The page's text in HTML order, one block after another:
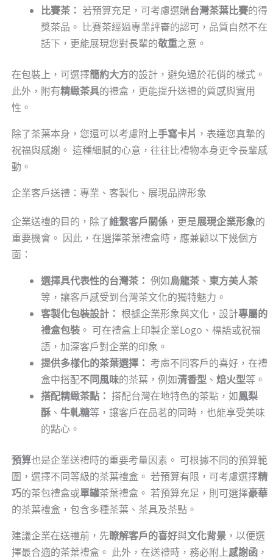
比賽茶： 若預算充足，可考慮選購台灣茶葉比賽的得
獎茶品。 比賽茶經過專業評審的認可，品質自然不在
話下，更能展現您對長輩的敬重之意。
在包裝上，可選擇簡約大方的設計，避免過於花俏的樣式。
此外，附有精緻茶具的禮盒，更能提升送禮的質感與實用
性。
除了茶葉本身，您還可以考慮附上手寫卡片 ，表達您真摯的
祝福與感謝。 這種細膩的心意，往往比禮物本身更令長輩感
動。
企業客戶送禮：專業、客製化、展現品牌形象
企業送禮的目的，除了維繫客戶關係，更是展現企業形象的
重要機會。 因此，在選擇茶葉禮盒時，應兼顧以下幾個方
面：
選擇具代表性的台灣茶： 例如烏龍茶、 東方美人茶
等，讓客戶感受到台灣茶文化的獨特魅力。
客製化包裝設計： 根據企業形象與文化，設計專屬的
禮盒包裝。 可在禮盒上印製企業Logo、標語或祝福
語，加深客戶對企業的印象。
提供多樣化的茶葉選擇： 考慮不同客戶的喜好，在禮
盒中搭配不同風味的茶葉，例如清香型、 焙火型等。
搭配精緻茶點： 搭配台灣在地特色的茶點，如鳳梨
酥、 牛軋糖等，讓客戶在品茗的同時，也能享受美味
的點心。
預算也是企業送禮時的重要考量因素。 可根據不同的預算範
圍，選擇不同等級的茶葉禮盒。 若預算有限，可考慮選擇精
巧的茶包禮盒或單罐茶葉禮盒。 若預算充足，則可選擇豪華
的茶葉禮盒，包含多種茶葉、茶具及茶點。
建議企業在送禮前，先瞭解客戶的喜好與文化背景，以便選
擇最合適的茶葉禮盒。 此外，在送禮時，務必附上感謝函，